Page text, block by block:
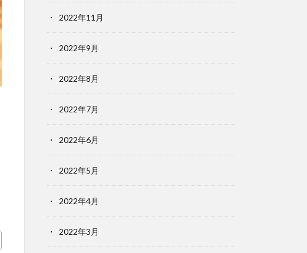
2022年11月
2022年9月
2022年8月
2022年7月
2022年6月
2022年5月
2022年4月
2022年3月